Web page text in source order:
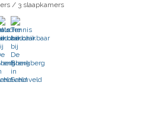
/ 3 slaapkamers